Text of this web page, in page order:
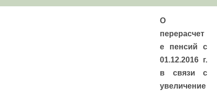
О
перерасчет
е пенсий с
01.12.2016 г.
в связи с
увеличение